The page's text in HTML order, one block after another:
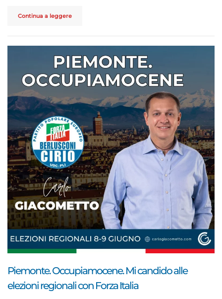
Continua a leggere
Piemonte. Occupiamocene. Mi candido alle
elezioni regionali con Forza Italia